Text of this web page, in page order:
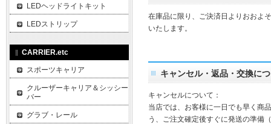
在庫品に限り、ご決済日よりおおよ
いたします。
キャンセル・返品・交換に
キャンセルについて：
当店では、お客様に一日でも早く商
う、ご注文確定後すぐに発送の準備
LEDヘッドライトキット
LEDストリップ
CARRIER.etc
スポーツキャリア
クルーザーキャリア＆シッシー
バー
グラブ・レール